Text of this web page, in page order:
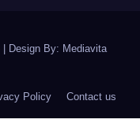
Design By: Mediavita
Policy Contact us